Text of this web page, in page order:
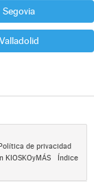
Segovia
Valladolid
de privacidad
KIOSKOyMÁS
Índice